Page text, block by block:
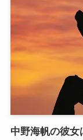
中野海帆の彼